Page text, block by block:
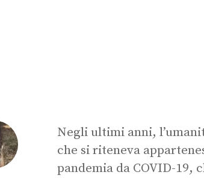
Negli ultimi anni,
che si riteneva
pandemia da COVID-19,